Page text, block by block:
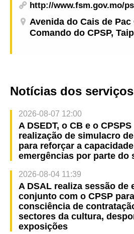
http://www.fsm.gov.mo/
Avenida do Cais de
Comando do CPSP,
Notícias dos
2026-08-07 12:00
A DSEDT, o CB e o
realização de simulacro
para reforçar a
emergências por parte do
2026-08-04 11:39
A DSAL realiza sessão de
conjunto com o CPSP
consciência de
sectores da cultura,
exposições